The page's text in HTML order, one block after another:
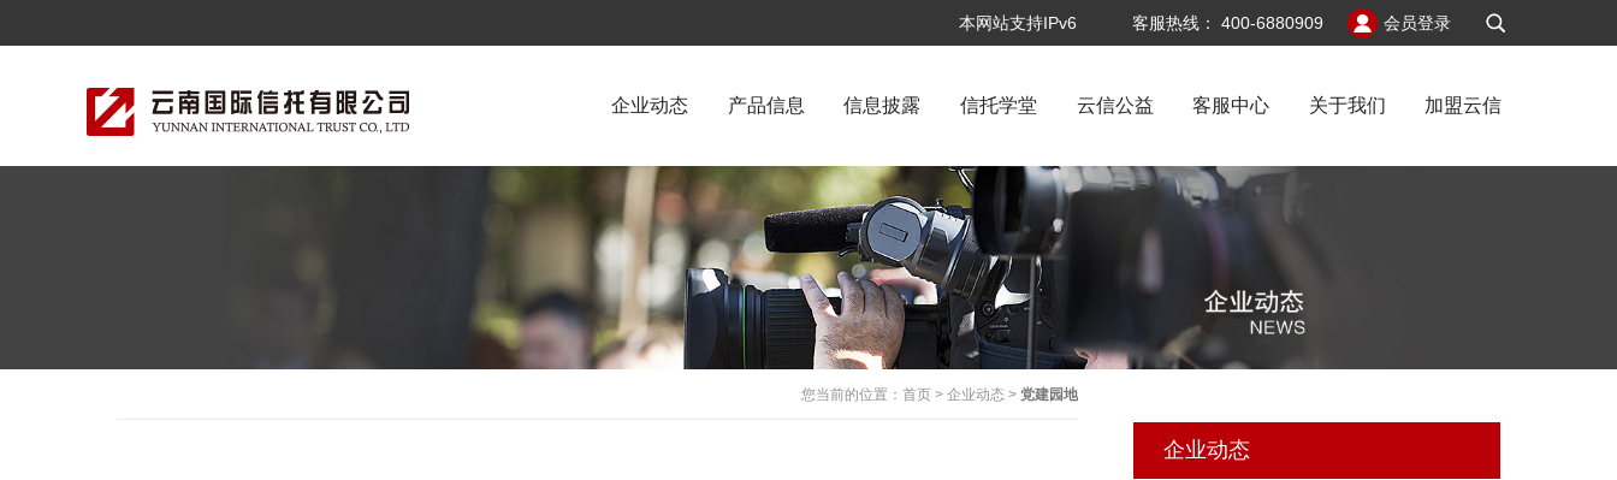
会员登录
客服热线： 400-6880909
本网站支持IPv6
企业动态 产品信息 信息披露 信托学堂 云信公益 客服中心 关于我们 加盟云信
您当前的位置：首页 >企业动态 > 党建园地
企业动态